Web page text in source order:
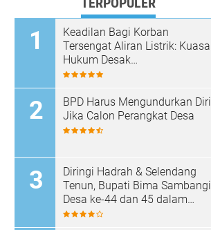
Keadilan Bagi Korban
Tersengat Aliran Listrik: Kuasa
Hukum Desak
Pertanggungjawaban PLN
Tangan Korban
BPD Harus Mengundurkan Diri
Jika Calon Perangkat Desa
Diringi Hadrah & Selendang
Tenun, Bupati Bima Sambangi
Desa ke-44 dan 45 dalam
Rangkaian "Selasa Menyapa"